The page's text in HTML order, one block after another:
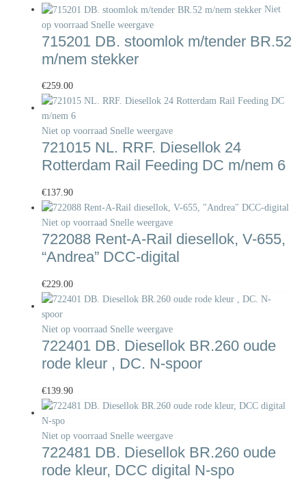
Niet
op voorraad Snelle weergave
715201 DB. stoomlok m/tender BR.52
m/nem stekker
€259.00
Niet op voorraad Snelle weergave
721015 NL. RRF. Diesellok 24
Rotterdam Rail Feeding DC m/nem 6
€137.90
Niet op voorraad Snelle weergave
722088 Rent-A-Rail diesellok, V-655,
“Andrea” DCC-digital
€229.00
Niet op voorraad Snelle weergave
722401 DB. Diesellok BR.260 oude
rode kleur , DC. N-spoor
€139.90
Niet op voorraad Snelle weergave
722481 DB. Diesellok BR.260 oude
rode kleur, DCC digital N-spo